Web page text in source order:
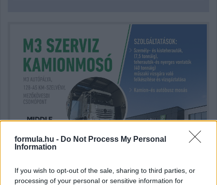
formula.hu - Do Not Process My Personal
Information
If you wish to opt-out of the sale, sharing to third parties, or
processing of your personal or sensitive information for